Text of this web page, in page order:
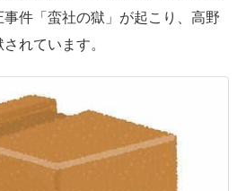
件「蛮社の獄」が起こり、高野
れています。